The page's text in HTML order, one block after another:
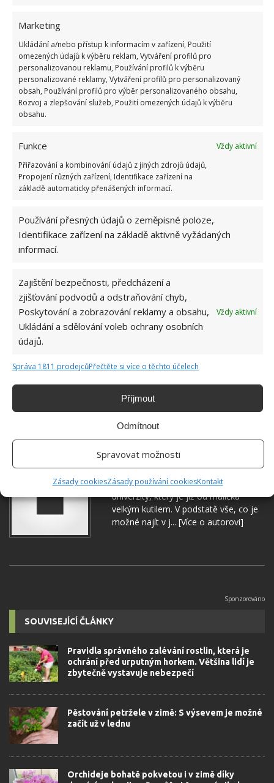
Marketing
Ukládání a/nebo přístup k informacím v zařízení, Použití
omezených údajů k výběru reklam, Vytváření profilů pro
personalizovanou reklamu, Používání profilů k výběru
personalizované reklamy, Vytváření profilů pro personalizovaný
obsah, Používání profilů pro výběr personalizovaného obsahu,
Rozvoj a zlepšování služeb, Použití omezených údajů k výběru
obsahu.
Funkce
Vždy aktivní
Přiřazování a kombinování údajů z jiných zdrojů údajů,
Propojení různých zařízení, Identifikace zařízení na
základě automaticky přenášených informací.
Používání přesných údajů o zeměpisné poloze,
Identifikace zařízení na základě aktivně vyžádaných
informací.
Zajištění bezpečnosti, předcházení a
zjišťování podvodů a odstraňování chyb,
Poskytování a zobrazování reklamy a obsahu,
Ukládání a sdělování voleb ochrany osobních
údajů.
Vždy aktivní
Správa 1811 prodejcůPřečtěte si více o těchto účelech
Příjmout
Odmítnout
Spravovat možnosti
Zásady cookiesZásady používání cookiesKontakt
selen, mangan, fosfor aj. Smíchejte 9 litrů vody s
300 gramy chleba a doplňte dvěma kapkami
jódu. Nechte uležet přes noc a k jedné rostlině
nalijte půl litru hnojiva.
CHLÉB
ZELENINA
Absolvent České zemědělské
univerzity, který je již od malička
velkým kutilem. V podstatě vše, co je
možné najít v j... [Více o autorovi]
SOUVISEJÍCÍ ČLÁNKY
Pravidla správného zalévání rostlin, která je
ochrání před urputným horkem. Většina lidí je
zbytečně vystavuje nebezpečí
Pěstování petržele v zimě: S výsevem je možné
začít už v lednu
Orchideje bohatě pokvetou i v zimě díky